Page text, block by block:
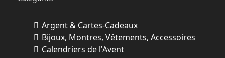
Argent & Cartes-Cadeaux
Bijoux, Montres, Vêtements, Accessoires
Calendriers de l'Avent